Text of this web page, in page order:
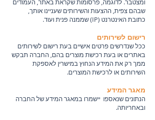
ומצטבר. לדוגמה, פרסומות שקראת באתר, העמודים
שבהם צפית, ההצעות והשירותים שעניינו אותך,
כתובת האינטרנט (IP) שממנה פנית ועוד.
רישום לשירותים
ככל שנדרשים פרטים אישיים בעת רישום לשירותים
באתרים או בעת רכישת מוצרים בהם, החברה תבקש
ממך רק את המידע הנחוץ במישרין לאספקת
השירותים או לרכישת המוצרים.
מאגר המידע
הנתונים שנאספו יישמרו במאגר המידע של החברה
ובאחריותה.